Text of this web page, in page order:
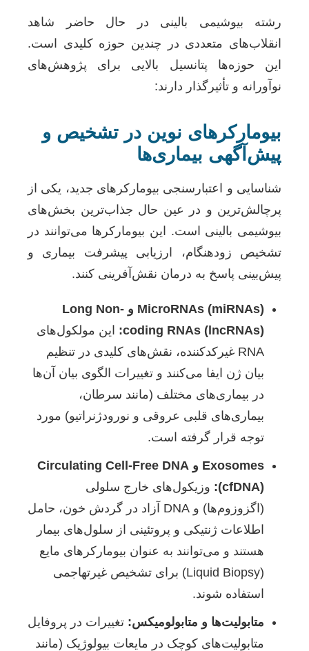
رشته بیوشیمی بالینی در حال حاضر شاهد
انقلاب‌های متعددی در چندین حوزه کلیدی است.
این حوزه‌ها پتانسیل بالایی برای پژوهش‌های
نوآورانه و تأثیرگذار دارند:
بیومارکرهای نوین در تشخیص و
پیش‌آگهی بیماری‌ها
شناسایی و اعتبار‌سنجی بیومارکرهای جدید، یکی از
پرچالش‌ترین و در عین حال جذاب‌ترین بخش‌های
بیوشیمی بالینی است. این بیومارکرها می‌توانند در
تشخیص زودهنگام، ارزیابی پیشرفت بیماری و
پیش‌بینی پاسخ به درمان نقش‌آفرینی کنند.
MicroRNAs (miRNAs) و Long Non-
coding RNAs (lncRNAs):
این مولکول‌های
RNA غیرکدکننده، نقش‌های کلیدی در تنظیم
بیان ژن ایفا می‌کنند و تغییرات الگوی بیان آن‌ها
در بیماری‌های مختلف (مانند سرطان،
بیماری‌های قلبی عروقی و نورودژنراتیو) مورد
توجه قرار گرفته است.
Exosomes و Circulating Cell-Free DNA
(cfDNA):
وزیکول‌های خارج سلولی
(اگزوزوم‌ها) و DNA آزاد در گردش خون، حامل
اطلاعات ژنتیکی و پروتئینی از سلول‌های بیمار
هستند و می‌توانند به عنوان بیومارکرهای مایع
(Liquid Biopsy) برای تشخیص غیرتهاجمی
استفاده شوند.
متابولیت‌ها و متابولومیکس: تغییرات در پروفایل
متابولیت‌های کوچک در مایعات بیولوژیک (مانند